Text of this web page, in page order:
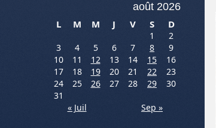
août 2026
L
M M J V S D
1
2
3
4 5 6 7 8
9
10
11 12 13 14 15
16
17
18 19 20 21 22
23
24
25 26 27 28 29
30
31
« Juil
Sep »